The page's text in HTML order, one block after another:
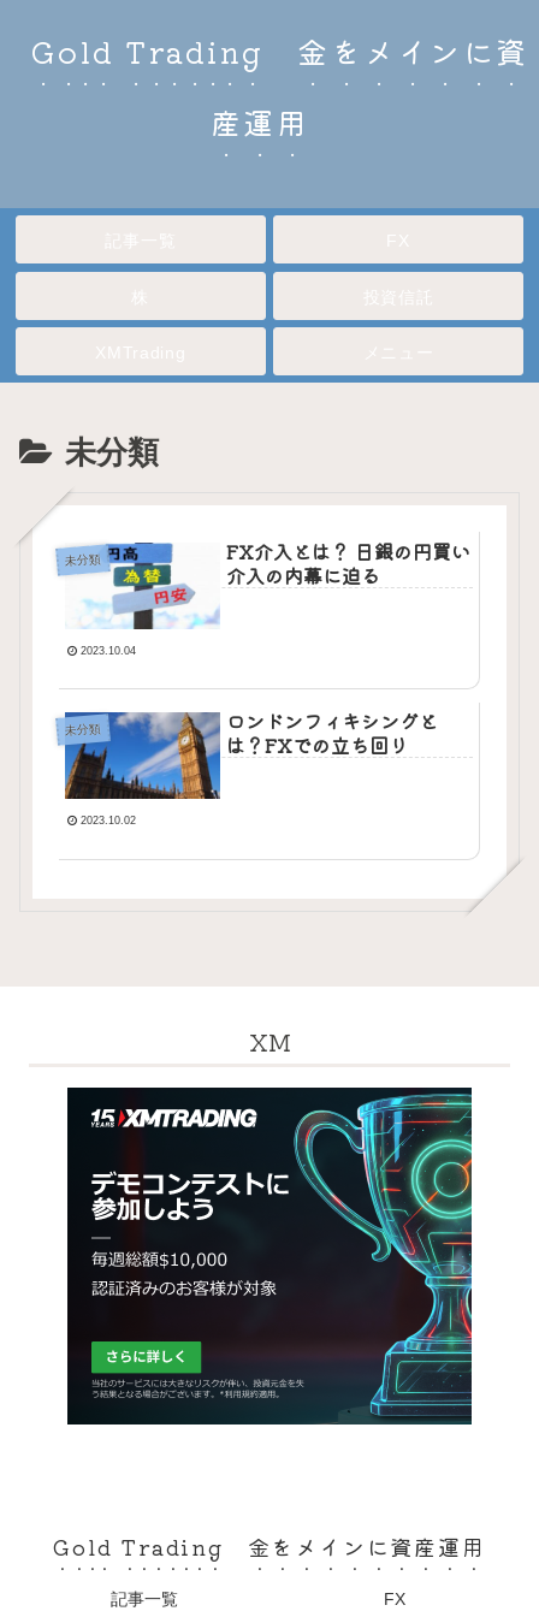
Gold Trading 金をメインに資
産運用
未分類
未分類
FX介入とは？ 日銀の円買い
介入の内幕に迫る
2023.10.04
未分類
ロンドンフィキシングと
は？FXでの立ち回り
2023.10.02
XM
Gold Trading 金をメインに資産運用
記事一覧 FX